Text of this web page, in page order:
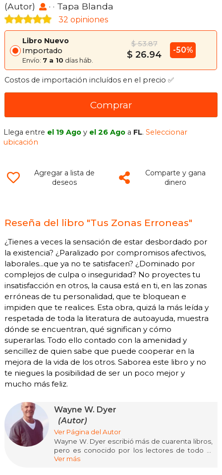
(Autor)
· · Tapa Blanda
32 opiniones
Libro Nuevo
Importado
Envío: 7 a 10 días háb.
$ 53.87
$ 26.94 -50%
Costos de importación incluídos en el precio ✅
Comprar
Llega entre el 19 Ago y el 26 Ago a FL.Seleccionar
ubicación
Agregar a lista de
deseos
Comparte y gana
dinero
Reseña del libro "Tus Zonas Erroneas"
¿Tienes a veces la sensación de estar desbordado por
la existencia? ¿Paralizado por compromisos afectivos,
laborales...que ya no te satisfacen? ¿Dominado por
complejos de culpa o inseguridad? No proyectes tu
insatisfacción en otros, la causa está en ti, en las zonas
erróneas de tu personalidad, que te bloquean e
impiden que te realices. Esta obra, quizá la más leída y
respetada de toda la literatura de autoayuda, muestra
dónde se encuentran, qué significan y cómo
superarlas. Todo ello contado con la amenidad y
sencillez de quien sabe que puede cooperar en la
mejora de la vida de los otros. Saborea este libro y no
te niegues la posibilidad de ser un poco mejor y
mucho más feliz.
Wayne W. Dyer
(Autor)
Ver Página del Autor
Wayne W. Dyer escribió más de cuarenta libros,
pero es conocido por los lectores de todo el
mundo por Tus zonas erróneas, el libro de
Ver más